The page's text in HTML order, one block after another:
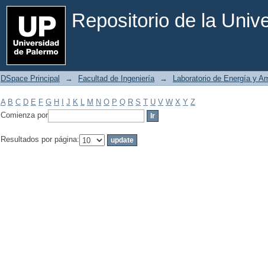
Repositorio de la
Filtrar por: Materia
DSpace Principal → Facultad de Ingeniería → Laboratorio de Energía y
A B C D E F G H J K L M N O P Q R S T U V W X Y Z
Comienza por
Resultados por página: